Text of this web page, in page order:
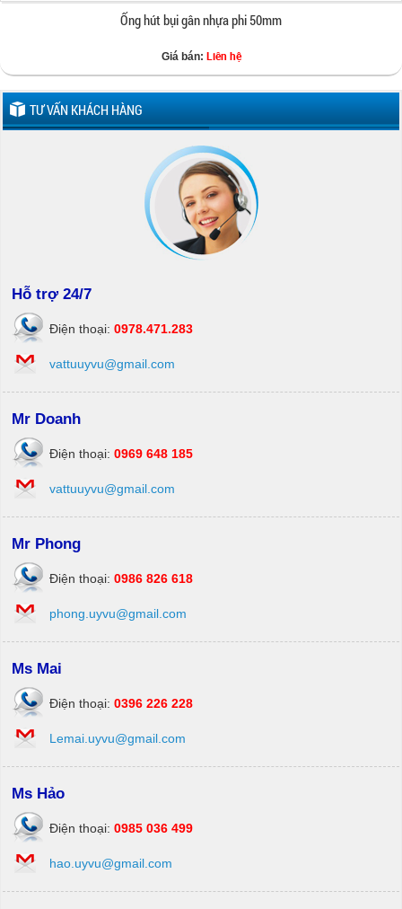
Ống hút bụi gân nhựa phi 50mm
Giá bán: Liên hệ
TƯ VẤN KHÁCH HÀNG
Hỗ trợ 24/7
Điện thoại: 0978.471.283
vattuuyvu@gmail.com
Mr Doanh
Điện thoại: 0969 648 185
vattuuyvu@gmail.com
Mr Phong
Điện thoại: 0986 826 618
phong.uyvu@gmail.com
Ms Mai
Điện thoại: 0396 226 228
Lemai.uyvu@gmail.com
Ms Hảo
Điện thoại: 0985 036 499
hao.uyvu@gmail.com